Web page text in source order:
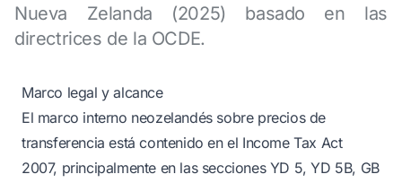
Nueva Zelanda (2025) basado en las
directrices de la OCDE.
Marco legal y alcance
El marco interno neozelandés sobre precios de
transferencia está contenido en el Income Tax Act
2007, principalmente en las secciones YD 5, YD 5B, GB